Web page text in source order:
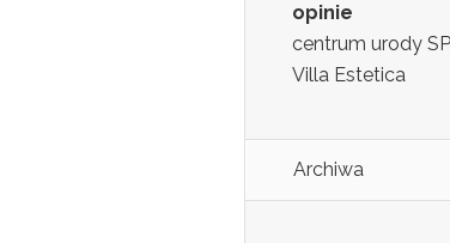
opinie
centrum urody
Villa Estetica
Archiwa